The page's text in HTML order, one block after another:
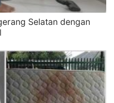
Selatan dengan